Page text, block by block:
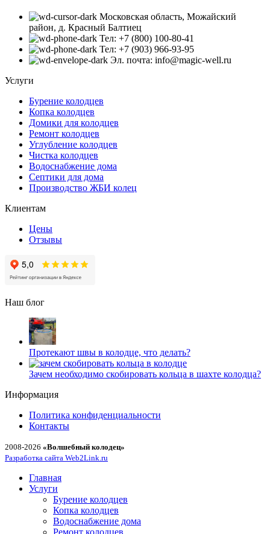
Московская область, Можайский
район, д. Красный Балтиец
Тел: +7 (800) 100-80-41
Тел: +7 (903) 966-93-95
Эл. почта: info@magic-well.ru
Услуги
Бурение колодцев
Копка колодцев
Домики для колодцев
Ремонт колодцев
Углубление колодцев
Чистка колодцев
Водоснабжение дома
Септики для дома
Производство ЖБИ колец
Клиентам
Цены
Отзывы
Наш блог
Протекают швы в колодце, что делать?
Зачем необходимо скобировать кольца в шахте колодца?
Информация
Политика конфиденциальности
Контакты
2008-2026 «Волшебный колодец»
Разработка сайта Web2Link.ru
Главная
Услуги
Бурение колодцев
Копка колодцев
Водоснабжение дома